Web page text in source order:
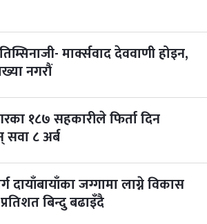
मार्क्सवाद देववाणी होइन,
नगरौं
१८७ सहकारीले फिर्ता दिन
८ अर्ब
दायाँबायाँका जग्गामा लाग्ने विकास
बिन्दु बढाइँदै